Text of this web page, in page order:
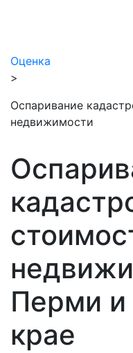
Оценка
>
Оспаривание
недвижимости
Перми
крае